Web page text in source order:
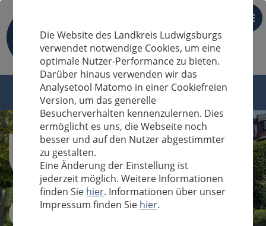
DE
Sucheingabe
Die Website des Landkreis Ludwigsburgs
verwendet notwendige Cookies, um eine
optimale Nutzer-Performance zu bieten.
Darüber hinaus verwenden wir das
Analysetool Matomo in einer Cookiefreien
Version, um das generelle
Besucherverhalten kennenzulernen. Dies
ermöglicht es uns, die Webseite noch
besser und auf den Nutzer abgestimmter
zu gestalten.
Eine Änderung der Einstellung ist
jederzeit möglich. Weitere Informationen
finden Sie hier. Informationen über unser
Impressum finden Sie hier.